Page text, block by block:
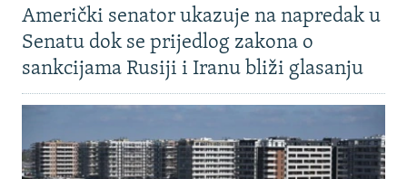
Američki senator ukazuje na napredak u
Senatu dok se prijedlog zakona o
sankcijama Rusiji i Iranu bliži glasanju